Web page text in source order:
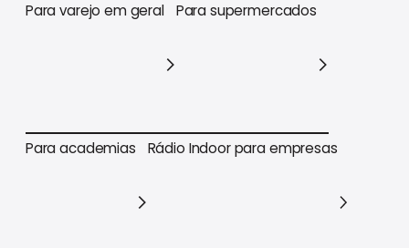
Para varejo em geral
Para varejo em geral
Para supermercados
Para supermercados
Para academias Rádio Indoor para empresas